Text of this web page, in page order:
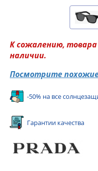
К сожалению,
наличии.
Посмотрите
-50% на все
Гарантии качества